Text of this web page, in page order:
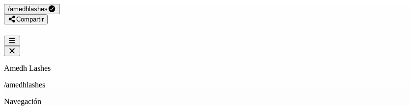
/amedhlashes
Compartir
Amedh Lashes
/amedhlashes
Navegación